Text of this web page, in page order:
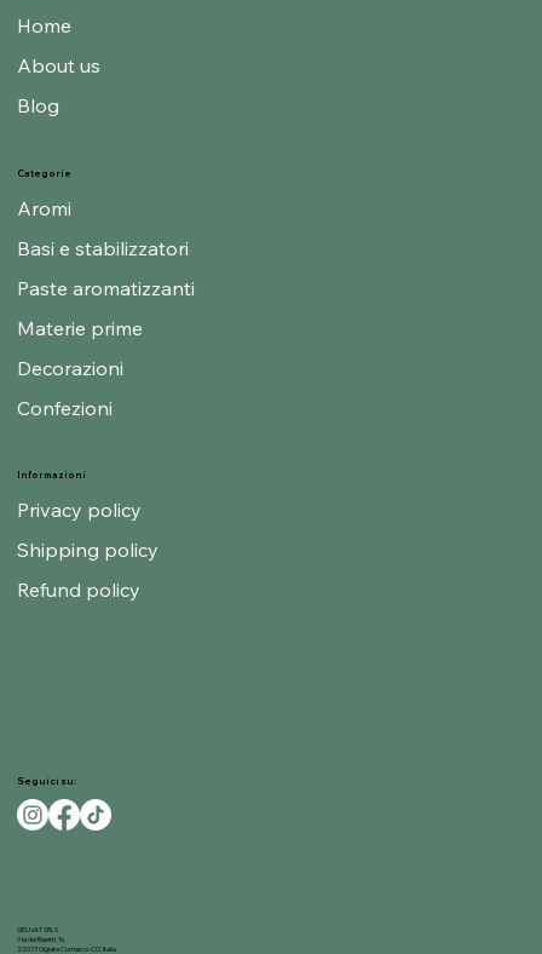
Informazioni
Privacy policy
Shipping policy
Refund policy
Categorie
Aromi
Basi e stabilizzatori
Paste aromatizzanti
Materie prime
Decorazioni
Confezioni
Home
About us
Blog
Seguici su:
GELNAT SRLS
Via dei Baietti, 16,
22077 Olgiate Comasco CO, Italia